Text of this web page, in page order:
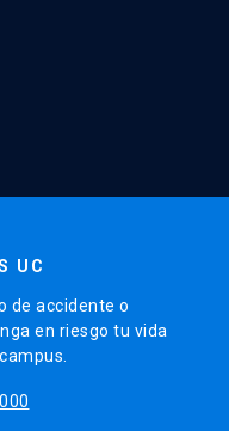
UC
de accidente o
en riesgo tu vida